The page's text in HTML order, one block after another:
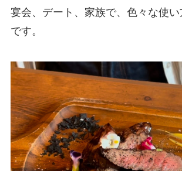
宴会、デート、家族で、色々な使い
です。